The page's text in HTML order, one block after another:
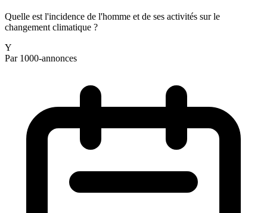
Quelle est l'incidence de l'homme et de ses activités sur le
changement climatique ?
Y
Par 1000-annonces